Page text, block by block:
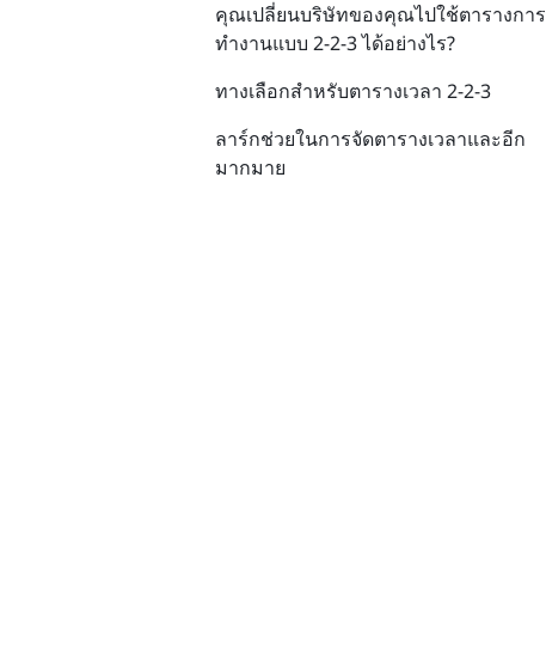
คุณเปลี่ยนบริษัทของคุณไปใช้ตารางการ
ทำงานแบบ 2-2-3 ได้อย่างไร?
ทางเลือกสำหรับตารางเวลา 2-2-3
ลาร์กช่วยในการจัดตารางเวลาและอีก
มากมาย